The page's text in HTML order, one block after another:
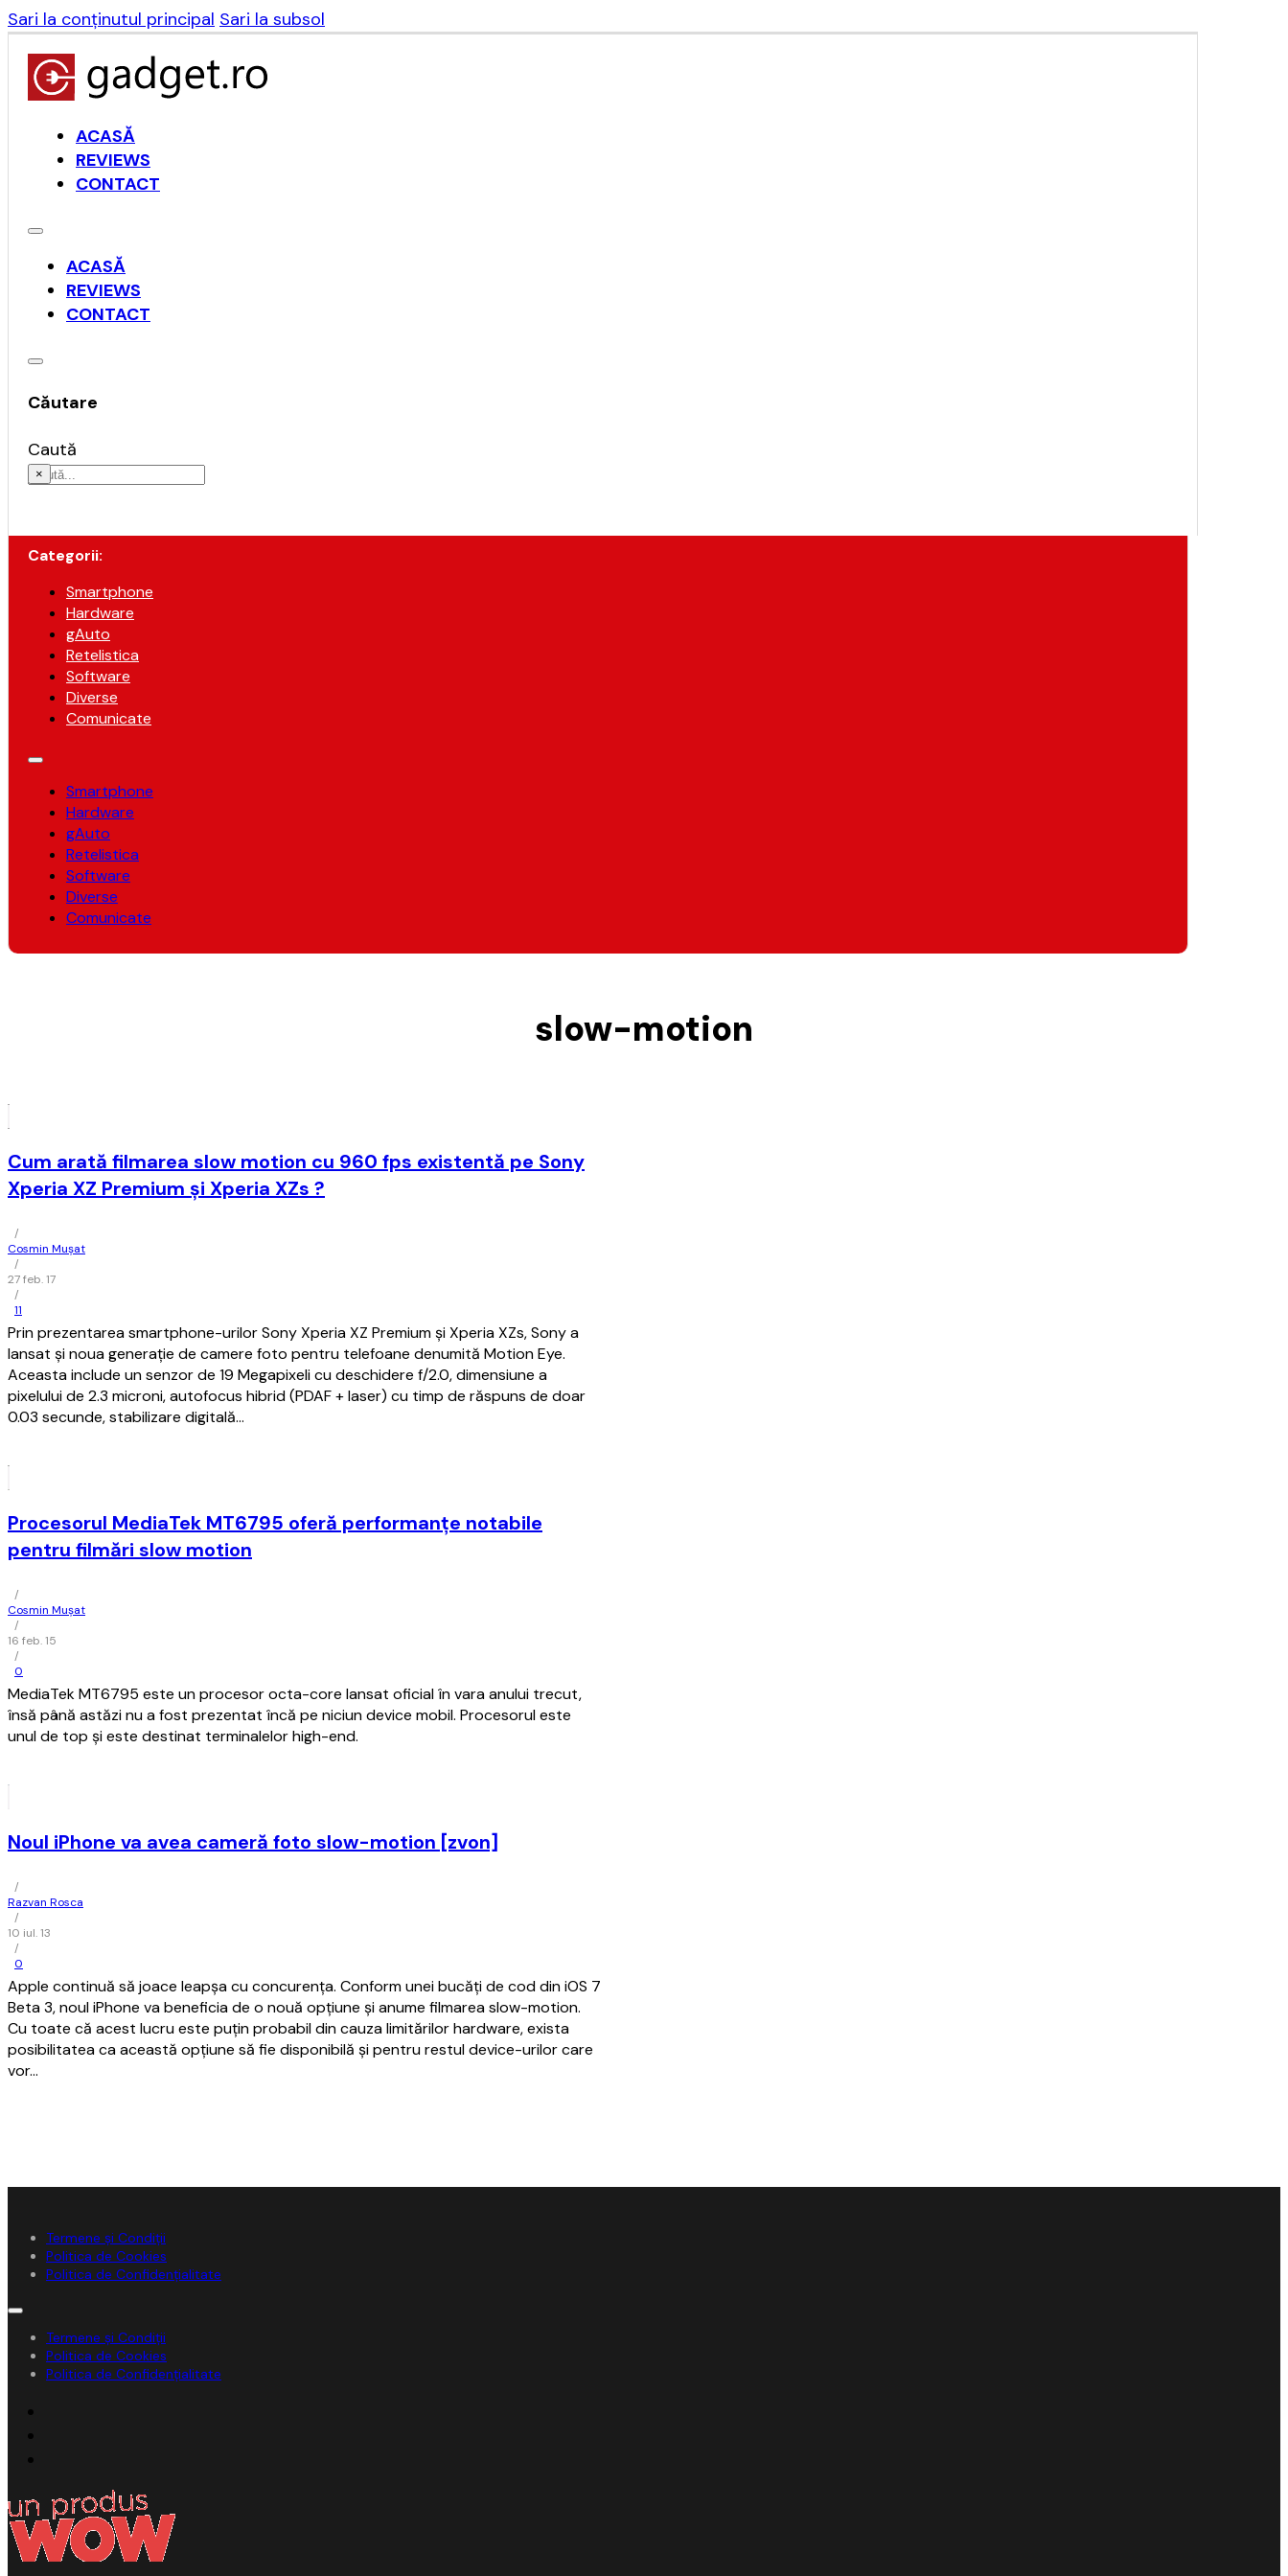
Sari la conținutul principal Sari la subsol
ACASĂ
REVIEWS
CONTACT
ACASĂ
REVIEWS
CONTACT
Căutare
Caută
×
Categorii:
Smartphone
Hardware
gAuto
Retelistica
Software
Diverse
Comunicate
Smartphone
Hardware
gAuto
Retelistica
Software
Diverse
Comunicate
slow-motion
Cum arată filmarea slow motion cu 960 fps existentă pe Sony
Xperia XZ Premium şi Xperia XZs ?
/
Cosmin Mușat
/
27 feb. 17
/
11
Prin prezentarea smartphone-urilor Sony Xperia XZ Premium şi Xperia XZs, Sony a
lansat şi noua generaţie de camere foto pentru telefoane denumită Motion Eye.
Aceasta include un senzor de 19 Megapixeli cu deschidere f/2.0, dimensiune a
pixelului de 2.3 microni, autofocus hibrid (PDAF + laser) cu timp de răspuns de doar
0.03 secunde, stabilizare digitală…
Procesorul MediaTek MT6795 oferă performanţe notabile
pentru filmări slow motion
/
Cosmin Mușat
/
16 feb. 15
/
0
MediaTek MT6795 este un procesor octa-core lansat oficial în vara anului trecut,
însă până astăzi nu a fost prezentat încă pe niciun device mobil. Procesorul este
unul de top şi este destinat terminalelor high-end.
Noul iPhone va avea cameră foto slow-motion [zvon]
/
Razvan Rosca
/
10 iul. 13
/
0
Apple continuă să joace leapșa cu concurența. Conform unei bucăți de cod din iOS 7
Beta 3, noul iPhone va beneficia de o nouă opțiune și anume filmarea slow-motion.
Cu toate că acest lucru este puțin probabil din cauza limitărilor hardware, exista
posibilitatea ca această opțiune să fie disponibilă și pentru restul device-urilor care
vor…
Termene și Condiții
Politica de Cookies
Politica de Confidențialitate
Termene și Condiții
Politica de Cookies
Politica de Confidențialitate